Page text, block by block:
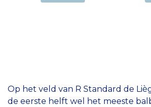
Op het veld van R Standard de
de eerste helft wel het meeste